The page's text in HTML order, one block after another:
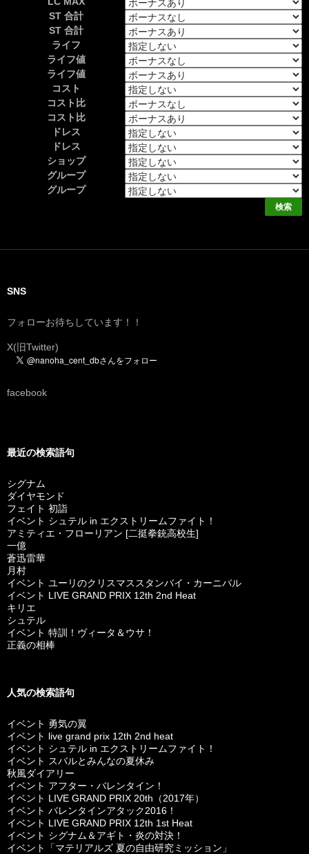
ST 合計
ST 合計
ライフ
ライフ値
ライフ値
コスト
コスト比
コスト比
ドレス
ドレス
ショップ
グループ
グループ
SNS
フォローお待ちしています！！
X(旧Twitter)
facebook
最近の検索語句
シグナム
ダイヤモンド
フェイト 初詣
イベント シュテル in エクストリームファイト！
アミティエ・フローリアン [二挺拳銃高校生]
一億
蒼迅雷華
月村
イベント ユーリのクリスマススタンバイ・カーニバル
イベント LIVE GRAND PRIX 12th 2nd Heat
キリエ
シュテル
イベント 特訓！ヴィータ＆ウサ！
正義の相棒
人気の検索語句
イベント 勇気の翼
イベント live grand prix 12th 2nd heat
イベント シュテル in エクストリームファイト！
イベント スバルとみんなの夏休み
秋風ダイアリー
イベント アフター・バレンタイン！
イベント LIVE GRAND PRIX 20th（2017年）
イベント バレンタインアタック2016！
イベント LIVE GRAND PRIX 12th 1st Heat
イベント シグナム＆アギト・炎の対決！
イベント「マテリアルズ 夏の自由研究ミッション」